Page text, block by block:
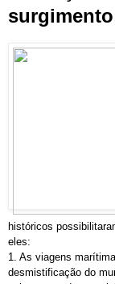
históricos
eles:
1. As viagens
desmistificação do